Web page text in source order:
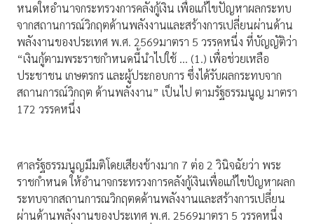
หนดใหอำนาจกระทรวงการคลังกู้เงิน เพื่อแก้ไขปัญหาผลกระทบ
จากสถานการณ์วิกฤตด้านพลังงานและสร้างการเปลี่ยนผ่านด้าน
พลังงานของประเทศ พ.ศ. 2569มาตรา 5 วรรคหนึ่ง ที่บัญญัติว่า
“เงินกู้ตามพระราชกำหนดนี้นำไปใช้ … (1.) เพื่อช่วยเหลือ
ประชาชน เกษตรกร และผู้ประกอบการ ซึ่งได้รับผลกระทบจาก
สถานการณ์วิกฤต ด้านพลังงาน” เป็นไป ตามรัฐธรรมนูญ มาตรา
172 วรรคหนึ่ง
ศาลรัฐธรรมนูญมีมติโดยเสียงข้างมาก 7 ต่อ 2 วินิจฉัยว่า พระ
ราชกำหนด ให้อำนาจกระทรวงการคลังกู้เงินเพื่อแก้ไขปัญหาผลก
ระทบจากสถานการณวิกฤตดด้านพลังงานและสร้างการเปลี่ยน
ผ่านด้านพลังงานของประเทศ พ.ศ. 2569มาตรา 5 วรรคหนึ่ง